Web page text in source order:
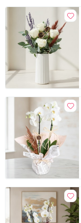
Kadınlar Günü
Sevgililer Günü
Anneye
Doğum Günü
Geçmiş Olsun
İçimden Geldi
Sevgiliye/Eşe
Teşekkür Ederim
Yeni İş/terfi
Yıl Dönümü
Özür Dilerim
Ev Hediyesi
İş Arkadaşına
Bakım Önerisi:Monstera